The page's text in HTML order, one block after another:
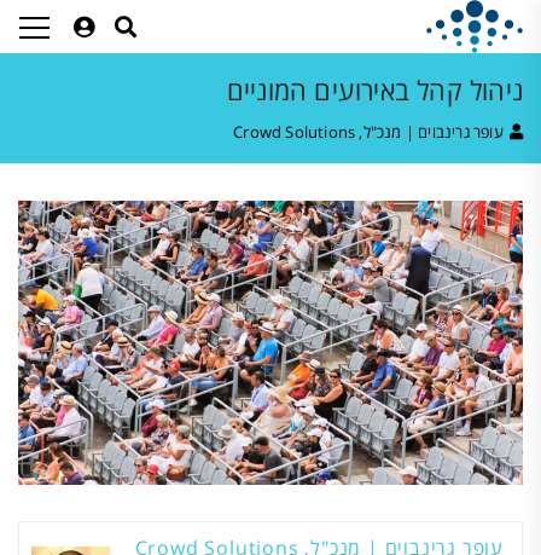
ניהול קהל באירועים המוניים
עופר גרינבוים | מנכ"ל, Crowd Solutions
עופר גרינבוים | מנכ"ל, Crowd Solutions